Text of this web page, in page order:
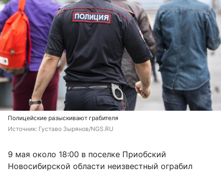
Полицейские разыскивают грабителя
Источник: Густаво Зырянов/NGS.RU
9 мая около 18:00 в поселке Приобский
Новосибирской области неизвестный ограбил